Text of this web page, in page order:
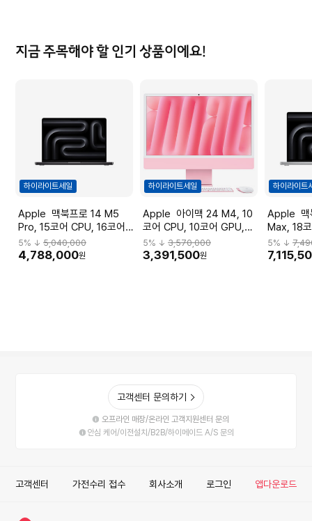
지금 주목해야 할 인기 상품이에요!
하이라이트세일
Apple 맥북프로 14 M5
Pro, 15코어 CPU, 16코어
GPU, 24GB RAM, 2TB
SSD - 스페이스 블랙
5% ↓ 5,040,000
4,788,000원
하이라이트세일
Apple 아이맥 24 M4, 10
코어 CPU, 10코어 GPU,
24GB RAM, 512GB SSD
- 핑크 [MD2U4KH/A]
5% ↓3,570,000
3,391,500원
하이라이트
Apple 맥북프로 16 M5
Max, 18
GPU,
SSD - 실
5% ↓
고객센터 문의하기
오프라인 매장/온라인 고객지원센터 문의
안심 케어/이전설치/B2B/하이메이드 A/S 문의
고객센터 가전수리 접수 회사소개 로그인 앱다운로드